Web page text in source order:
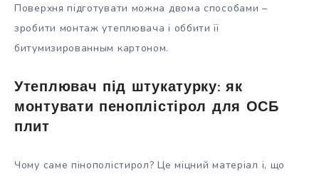
Поверхня підготувати можна двома способами –
зробити монтаж утеплювача і оббити її
битумизированным картоном.
Утеплювач під штукатурку: як
монтувати пеноплістірол для ОСБ
плит
Чому саме пінополістирол? Це міцний матеріал і, що